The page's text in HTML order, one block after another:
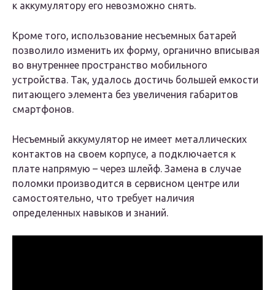
к аккумулятору его невозможно снять.
Кроме того, использование несъемных батарей
позволило изменить их форму, органично вписывая
во внутреннее пространство мобильного
устройства. Так, удалось достичь большей емкости
питающего элемента без увеличения габаритов
смартфонов.
Несъемный аккумулятор не имеет металлических
контактов на своем корпусе, а подключается к
плате напрямую – через шлейф. Замена в случае
поломки производится в сервисном центре или
самостоятельно, что требует наличия
определенных навыков и знаний.